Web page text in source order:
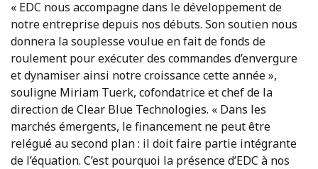
« EDC nous accompagne dans le développement de
notre entreprise depuis nos débuts. Son soutien nous
donnera la souplesse voulue en fait de fonds de
roulement pour exécuter des commandes d’envergure
et dynamiser ainsi notre croissance cette année »,
souligne Miriam Tuerk, cofondatrice et chef de la
direction de Clear Blue Technologies. « Dans les
marchés émergents, le financement ne peut être
relégué au second plan : il doit faire partie intégrante
de l’équation. C’est pourquoi la présence d’EDC à nos